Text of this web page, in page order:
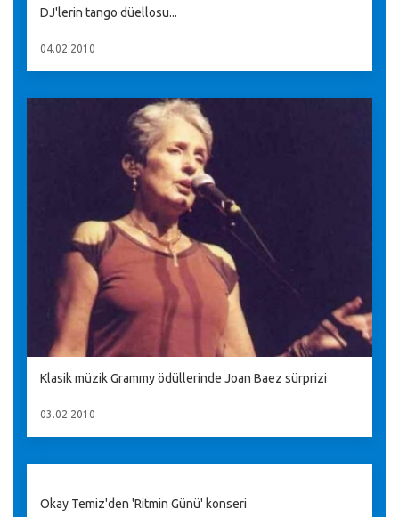
DJ'lerin tango düellosu...
04.02.2010
Klasik müzik Grammy ödüllerinde Joan Baez sürprizi
03.02.2010
Okay Temiz'den 'Ritmin Günü' konseri